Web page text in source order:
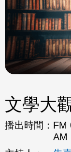
文學大
播出時間： FM
AM